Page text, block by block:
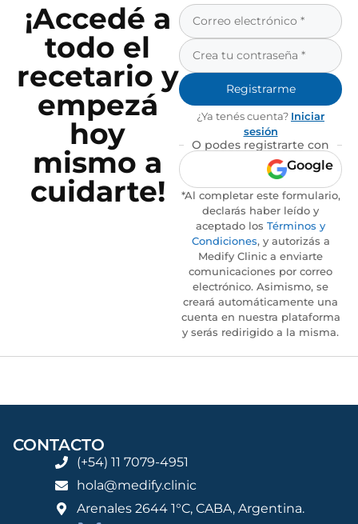
¡Accedé a
todo el
recetario y
empezá
hoy
mismo a
cuidarte!
Registrarme
¿Ya tenés cuenta? Iniciar
sesión
O podes registrarte con
Google
*Al completar este formulario,
declarás haber leído y
aceptado los Términos y
Condiciones, y autorizás a
Medify Clinic a enviarte
comunicaciones por correo
electrónico. Asimismo, se
creará automáticamente una
cuenta en nuestra plataforma
y serás redirigido a la misma.
CONTACTO
(+54) 11 7079-4951
hola@medify.clinic
Arenales 2644 1°C, CABA, Argentina.